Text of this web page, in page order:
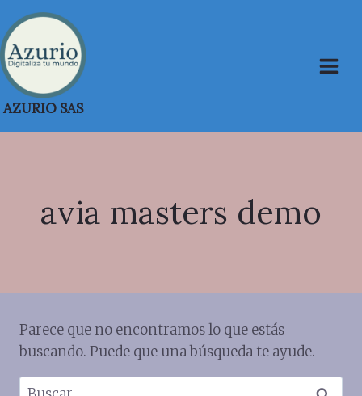
Saltar
al
contenido
AZURIO SAS
avia masters demo
Parece que no encontramos lo que estás
buscando. Puede que una búsqueda te ayude.
Buscar: